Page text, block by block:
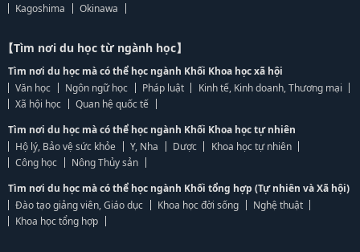
Kagoshima
Okinawa
【Tìm nơi du học từ ngành học】
Tìm nơi du học mà có thể học ngành Khối Khoa học xã hội
Văn học
Ngôn ngữ học Pháp luật
Kinh tế, Kinh doanh, Thương mại
Xã hội học
Quan hệ quốc tế
Tìm nơi du học mà có thể học ngành Khối Khoa học tự nhiên
Hộ lý, Bảo vệ sức khỏe
Y, Nha Dược
Khoa học tự nhiên
Công học
Nông Thủy sản
Tìm nơi du học mà có thể học ngành Khối tổng hợp (Tự nhiên và Xã hội)
Đào tạo giảng viên, Giáo dục
Khoa học đời sống
Nghệ thuật
Khoa học tổng hợp